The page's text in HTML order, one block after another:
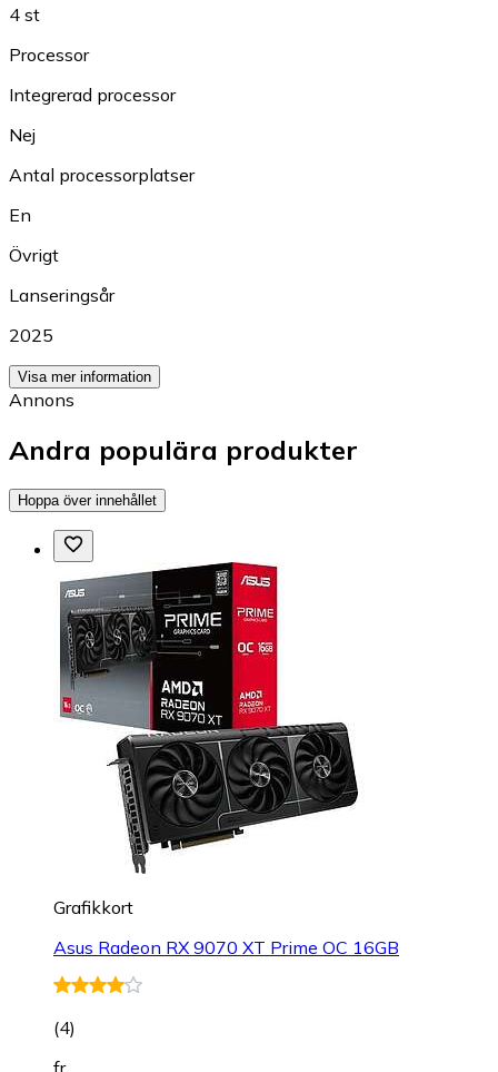
4 st
Processor
Integrerad processor
Nej
Antal processorplatser
En
Övrigt
Lanseringsår
2025
Visa mer information
Annons
Andra populära produkter
Hoppa över innehållet
Grafikkort
Asus Radeon RX 9070 XT Prime OC 16GB
(4)